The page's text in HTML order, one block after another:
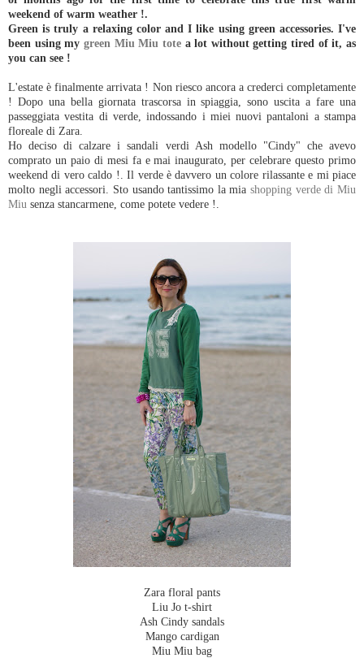
weekend of warm weather !.
Green is truly a relaxing color and I like using green accessories. I've
been using my green Miu Miu totea lot without getting tired of it, as
you can see !
L'estate è finalmente arrivata ! Non riesco ancora a crederci completamente
! Dopo una bella giornata trascorsa in spiaggia, sono uscita a fare una
passeggiata vestita di verde, indossando i miei nuovi pantaloni a stampa
floreale di Zara.
Ho deciso di calzare i sandali verdi Ash modello "Cindy" che avevo
comprato un paio di mesi fa e mai inaugurato, per celebrare questo primo
weekend di vero caldo !. Il verde è davvero un colore rilassante e mi piace
molto negli accessori. Sto usando tantissimo la miashopping verde di Miu
Miu senza stancarmene, come potete vedere !.
Zara floral pants
Liu Jo t-shirt
Ash Cindy sandals
Mango cardigan
Miu Miu bag